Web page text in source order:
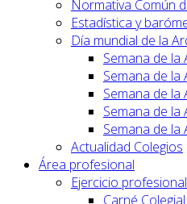
Normativa Común
Estadística y
Día mundial de la
Semana de
Semana de
Semana de
Semana de
Semana de la
Actualidad Colegios
Área profesional
Ejercicio profesional
Carné Colegial